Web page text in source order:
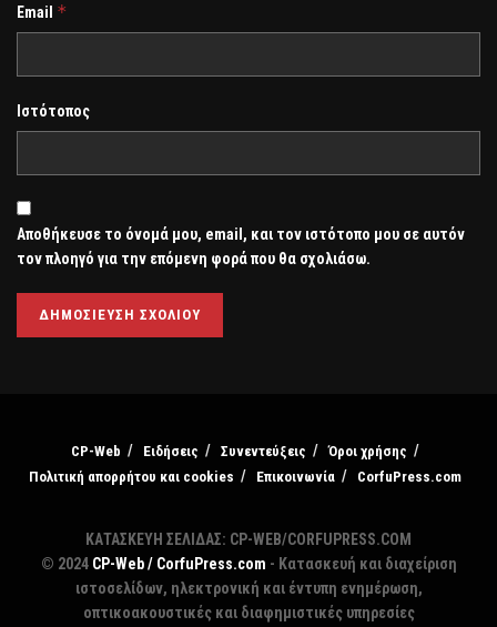
Email *
Ιστότοπος
Αποθήκευσε το όνομά μου, email, και τον ιστότοπο μου σε αυτόν
τον πλοηγό για την επόμενη φορά που θα σχολιάσω.
CP-Web Ειδήσεις Συνεντεύξεις
Όροι χρήσης
Πολιτική απορρήτου και cookies
Επικοινωνία CorfuPress.com
ΚΑΤΑΣΚΕΥΗ ΣΕΛΙΔΑΣ: CP-WEB/CORFUPRESS.COM
© 2024 CP-Web / CorfuPress.com - Κατασκευή και διαχείριση
ιστοσελίδων, ηλεκτρονική και έντυπη ενημέρωση,
οπτικοακουστικές και διαφημιστικές υπηρεσίες